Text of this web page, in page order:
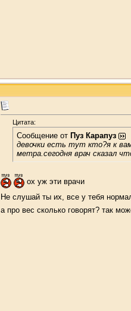
Цитата:
Сообщение от Пуз Карапуз
девочки есть тут кто?я к
метра.сегодня врач сказал
ох уж эти врачи
Не слушай ты их, все у тебя
а про вес сколько говорят? так